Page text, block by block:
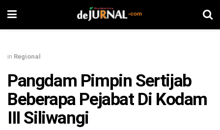
in Regional
Pangdam Pimpin Sertijab
Beberapa Pejabat Di Kodam
III Siliwangi